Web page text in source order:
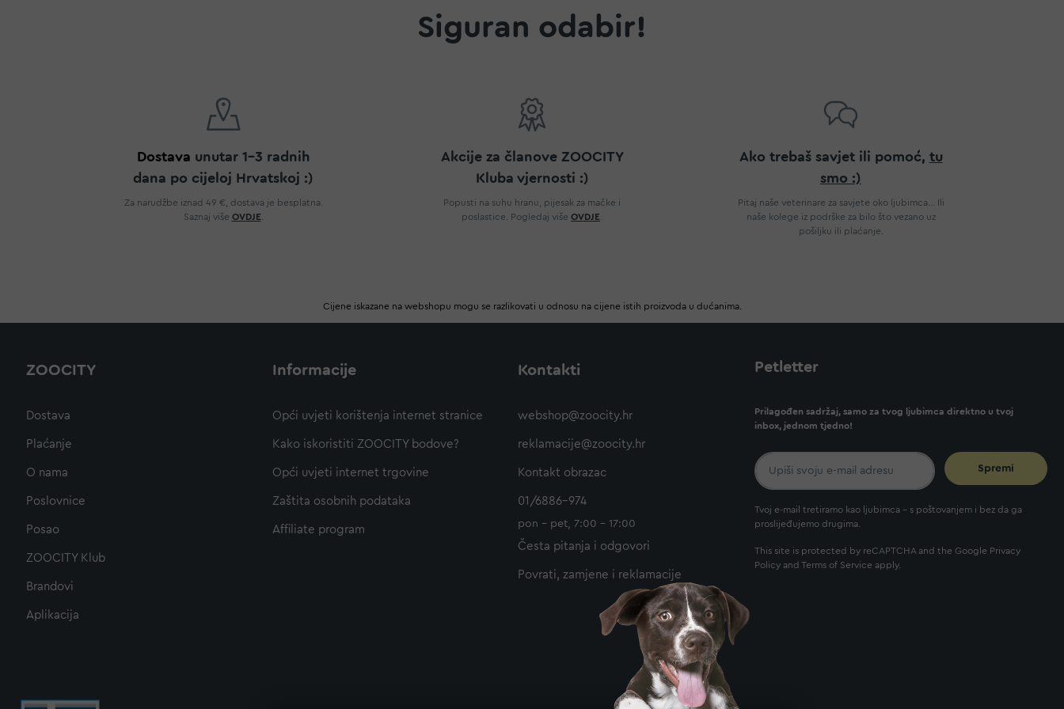
Siguran odabir!
Dostava unutar 1-3 radnih
dana po cijeloj Hrvatskoj :)
Za narudžbe iznad 49 €, dostava je besplatna.
Saznaj više OVDJE
Akcije za članove ZOOCITY
Kluba vjernosti :)
Popusti na suhu hranu, pijesak za mačke i
poslastice. Pogledaj više OVDJE
Ako trebaš savjet ili pomoć, tu
smo :)
Pitaj naše veterinare za savjete oko ljubimca... Ili
naše kolege iz podrške za bilo što vezano uz
pošiljku ili plaćanje.
Cijene iskazane na webshopu mogu se razlikovati u odnosu na cijene istih proizvoda u dućanima.
ZOOCITY
Dostava
Plaćanje
O nama
Poslovnice
Posao
ZOOCITY Klub
Brandovi
Aplikacija
Informacije
Opći uvjeti korištenja internet stranice
Kako iskoristiti ZOOCITY bodove?
Opći uvjeti internet trgovine
Zaštita osobnih podataka
Affiliate program
Kontakti
webshop@zoocity.hr
reklamacije@zoocity.hr
Kontakt obrazac
01/6886-974
pon - pet, 7:00 - 17:00
Česta pitanja i odgovori
Povrati, zamjene i reklamacije
Petletter
Prilagođen sadržaj, samo za tvog ljubimca direktno u tvoj
inbox, jednom tjedno!
Spremi
Tvoj e-mail tretiramo kao ljubimca - s poštovanjem i bez da ga
proslijeđujemo drugima.
This site is protected by reCAPTCHA and the Google Privacy
Policy and Terms of Service apply.